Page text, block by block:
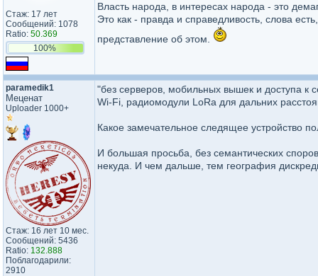
Стаж: 17 лет
Сообщений: 1078
Ratio: 50.369
100%
Власть народа, в интересах народа - это
Это как - правда и справедливость, слова
представление об этом.
paramedik1
Меценат
Uploader 1000+
Стаж: 16 лет 10 мес.
Сообщений: 5436
Ratio: 132.888
Поблагодарили:
2910
"без серверов, мобильных вышек и доступа к
Wi‑Fi, радиомодули LoRa для дальних
Какое замечательное следящее устройство
И большая просьба, без семантических
некуда. И чем дальше, тем география